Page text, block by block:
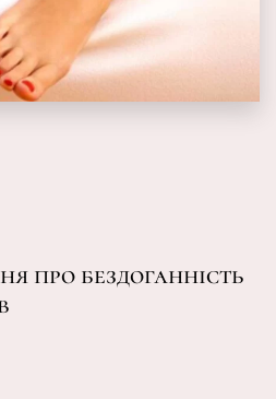
про бездоганність